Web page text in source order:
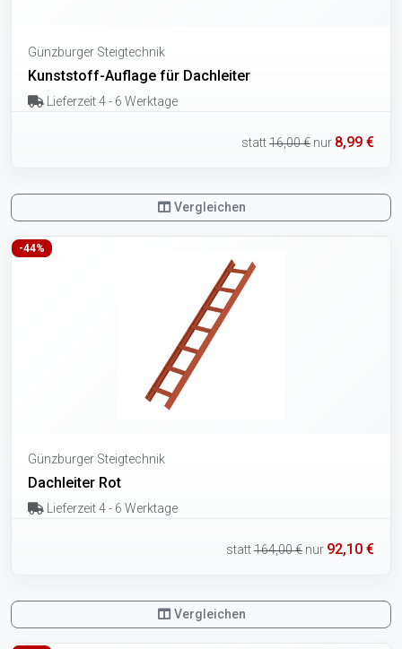
Günzburger Steigtechnik
Kunststoff-Auflage für Dachleiter
Lieferzeit 4 - 6 Werktage
statt16,00 € nur 8,99 €
Vergleichen
-44%
Günzburger Steigtechnik
Dachleiter Rot
Lieferzeit 4 - 6 Werktage
statt164,00 € nur 92,10 €
Vergleichen